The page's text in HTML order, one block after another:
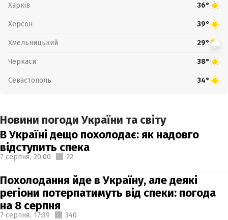
Харків 36°
Херсон 39°
Хмельницький 29°
Черкаси 38°
Севастополь 34°
Новини погоди України та світу
В Україні дещо похолодає: як надовго
відступить спека
7 серпня, 20:00 22
Похолодання йде в Україну, але деякі
регіони потерпатимуть від спеки: погода
на 8 серпня
7 серпня, 17:39 340